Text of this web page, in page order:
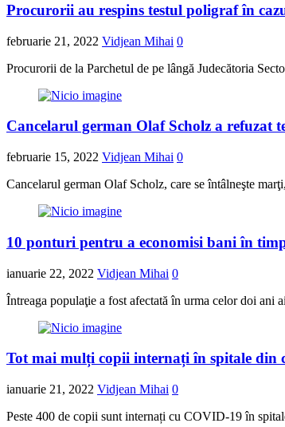
Procurorii au respins testul poligraf în
februarie 21, 2022 Vidjean Mihai 0
Procurorii de la Parchetul de pe lângă Judecătoria
Cancelarul german Olaf Scholz a refuzat
februarie 15, 2022 Vidjean Mihai 0
Cancelarul german Olaf Scholz, care se întâlneşte
10 ponturi pentru a economisi bani în
ianuarie 22, 2022 Vidjean Mihai 0
Întreaga populaţie a fost afectată în urma celor doi ani
Tot mai mulți copii internați în spitale din
ianuarie 21, 2022 Vidjean Mihai 0
Peste 400 de copii sunt internați cu COVID-19 în